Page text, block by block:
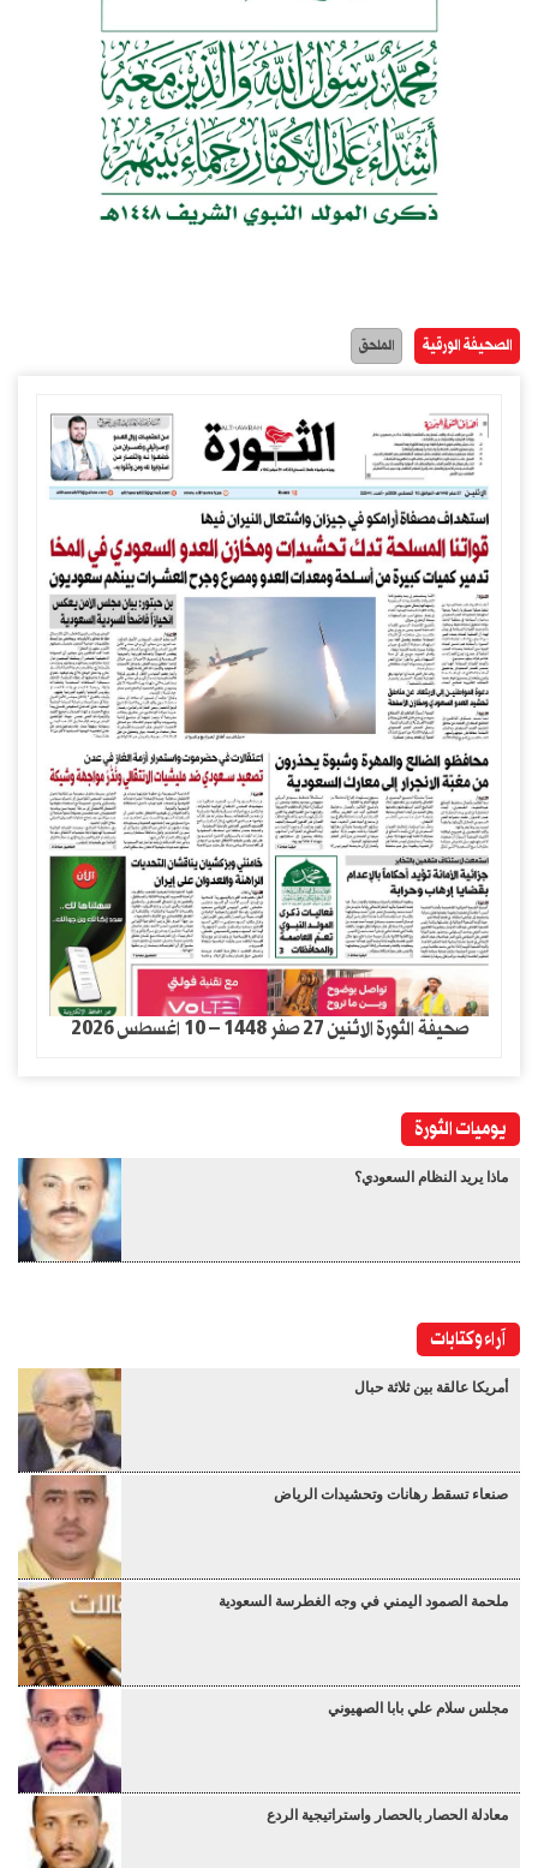
الصحيفة الورقية الملحق
صحيفة الثورة الاثنين 27 صفر 1448 – 10 اغسطس 2026
يوميات الثورة
ماذا يريد النظام السعودي؟
آراء وكتابات
أمريكا عالقة بين ثلاثة حبال
صنعاء تسقط رهانات وتحشيدات الرياض
ملحمة الصمود اليمني في وجه الغطرسة السعودية
مجلس سلام علي بابا الصهيوني
معادلة الحصار بالحصار واستراتيجية الردع